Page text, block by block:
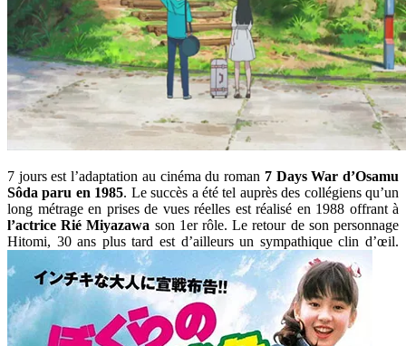
7 jours est l’adaptation au cinéma du roman 7 Days War d’Osamu
Sôda paru en 1985. Le succès a été tel auprès des collégiens qu’un
long métrage en prises de vues réelles est réalisé en 1988 offrant à
l’actrice Rié Miyazawa son 1er rôle. Le retour de son personnage
Hitomi, 30 ans plus tard est d’ailleurs un sympathique clin d’œil.